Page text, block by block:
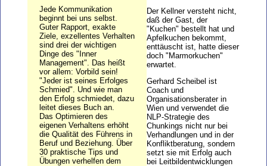
Jede Kommunikation
beginnt bei uns selbst.
Guter Rapport, exakte
Ziele, exzellentes Verhalten
sind drei der wichtigen
Dinge des "Inner
Management". Das heißt
vor allem: Vorbild sein!
"Jeder ist seines Erfolges
Schmied". Und wie man
den Erfolg schmiedet, dazu
leitet dieses Buch an.
Das Optimieren des
eigenen Verhaltens erhöht
die Qualität des Führens in
Beruf und Beziehung. Über
30 praktische Tips und
Übungen verhelfen dem
Der Kellner versteht nicht,
daß der Gast, der
"Kuchen" bestellt hat und
Apfelkuchen bekommt,
enttäuscht ist, hatte dieser
doch "Marmorkuchen"
erwartet.
Gerhard Scheibel ist
Coach und
Organisationsberater in
Wien und verwendet die
NLP-Strategie des
Chunkings nicht nur bei
Verhandlungen und in der
Konfliktberatung, sondern
setzt sie mit Erfolg auch
bei Leitbildentwicklungen